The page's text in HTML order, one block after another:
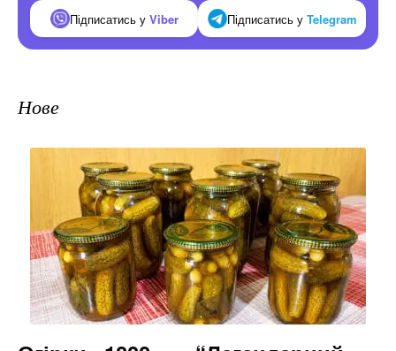
Підписатись у Viber Підписатись у Telegram
Нове